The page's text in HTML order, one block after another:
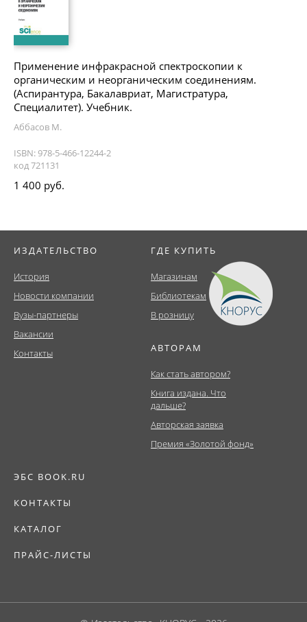
Применение инфракрасной спектроскопии к
органическим и неорганическим соединениям.
(Аспирантура, Бакалавриат, Магистратура,
Специалитет). Учебник.
Аббасов М.
ISBN: 978-5-466-12244-2
код 721131
1 400 руб.
ИЗДАТЕЛЬСТВО
История
Новости компании
Вузы-партнеры
Вакансии
Контакты
ГДЕ КУПИТЬ
Магазинам
Библиотекам
В розницу
АВТОРАМ
Как стать автором?
Книга издана. Что
дальше?
Авторская заявка
Премия «Золотой фонд»
ЭБС BOOK.RU
КОНТАКТЫ
КАТАЛОГ
ПРАЙС-ЛИСТЫ